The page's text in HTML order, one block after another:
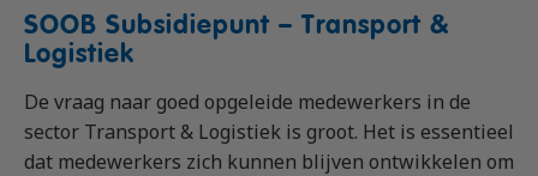
Training elektrische bestelbus
OGS+ Opleiding
SOOB Subsidiepunt – Transport &
Logistiek
De vraag naar goed opgeleide medewerkers in de
sector Transport & Logistiek is groot. Het is essentieel
dat medewerkers zich kunnen blijven ontwikkelen om